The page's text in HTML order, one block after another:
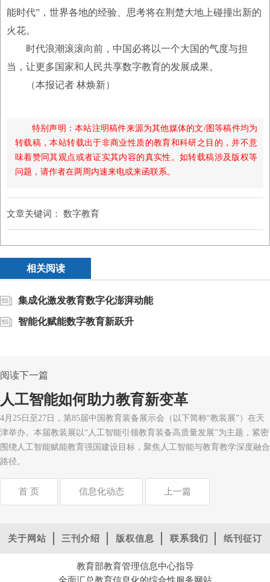
能时代”，世界各地的经验、思考将在荆楚大地上碰撞出新的
火花。
时代浪潮滚滚向前，中国必将以一个大国的气度与担
当，让更多国家和人民共享数字教育的发展成果。
（本报记者 林焕新）
特别声明：本站注明稿件来源为其他媒体的文/图等稿件均为
转载稿，本站转载出于非商业性质的教育和科研之目的，并不意
味着赞同其观点或者证实其内容的真实性。如转载稿涉及版权等
问题，请作者在两周内速来电或来函联系。
文章关键词： 数字教育
相关阅读
集成化激发教育数字化澎湃动能
智能化赋能数字教育新跃升
阅读下一篇
人工智能如何助力教育新变革
4月25日至27日，第85届中国教育装备展示会（以下简称“教装展”）在天
津举办。本届教装展以“人工智能引领教育装备高质量发展”为主题，紧密
围绕人工智能赋能教育强国建设目标，聚焦人工智能与教育教学深度融合
路径。
首 页 信息化动态 上一篇
关于网站 三刊介绍 版权信息 联系我们 纸刊征订
教育部教育管理信息中心指导